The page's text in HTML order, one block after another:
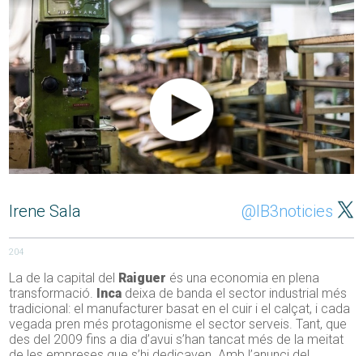
Irene Sala @IB3noticies
204
La de la capital del Raiguer és una economia en plena
transformació. Inca deixa de banda el sector industrial més
tradicional: el manufacturer basat en el cuir i el calçat, i cada
vegada pren més protagonisme el sector serveis. Tant, que
des del 2009 fins a dia d’avui s’han tancat més de la meitat